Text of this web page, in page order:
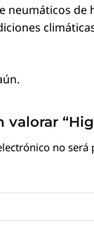
neumáticos
valorar
no será